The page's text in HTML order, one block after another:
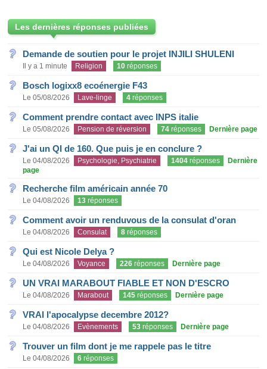
Les dernières réponses publiées
Demande de soutien pour le projet INJILI SHULENI
Il y a 1 minute Religion 10 réponses
Bosch logixx8 ecoénergie F43
Le 05/08/2026 Lave-linge 4 réponses
Comment prendre contact avec INPS italie
Le 05/08/2026 Pension de réversion 74 réponses Dernière page
J'ai un QI de 160. Que puis je en conclure ?
Le 04/08/2026 Psychologie, Psychiatrie 1404 réponses
Dernière
page
Recherche film américain année 70
Le 04/08/2026 13 réponses
Comment avoir un renduvous de la consulat d'oran
Le 04/08/2026 Consulat 8 réponses
Qui est Nicole Delya ?
Le 04/08/2026 Voyance 226 réponses Dernière page
UN VRAI MARABOUT FIABLE ET NON D'ESCRO
Le 04/08/2026 Marabout 145 réponses Dernière page
VRAI l'apocalypse decembre 2012?
Le 04/08/2026 Evènements 53 réponses Dernière page
Trouver un film dont je me rappele pas le titre
Le 04/08/2026 6 réponses